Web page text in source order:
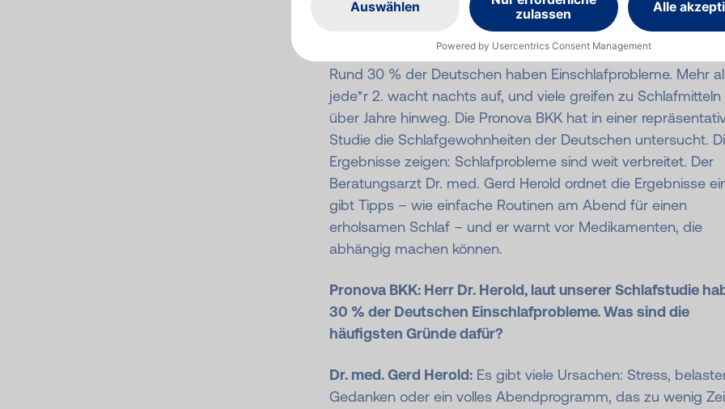
erholt aufwacht
Rund 30 % der Deutschen haben Einschlafprobleme. Mehr
jede*r 2. wacht nachts auf, und viele greifen zu
über Jahre hinweg. Die Pronova BKK hat in einer
Studie die Schlafgewohnheiten der Deutschen untersucht.
Ergebnisse zeigen: Schlafprobleme sind weit verbreitet. Der
Beratungsarzt Dr. med. Gerd Herold ordnet die Ergebnisse
gibt Tipps – wie einfache Routinen am Abend für einen
erholsamen Schlaf – und er warnt vor Medikamenten, die
abhängig machen können.
Pronova BKK: Herr Dr. Herold, laut unserer Schlafstudie
30 % der Deutschen Einschlafprobleme. Was sind die
häufigsten Gründe dafür?
Dr. med. Gerd Herold:Es gibt viele Ursachen: Stress,
Gedanken oder ein volles Abendprogramm, das zu wenig